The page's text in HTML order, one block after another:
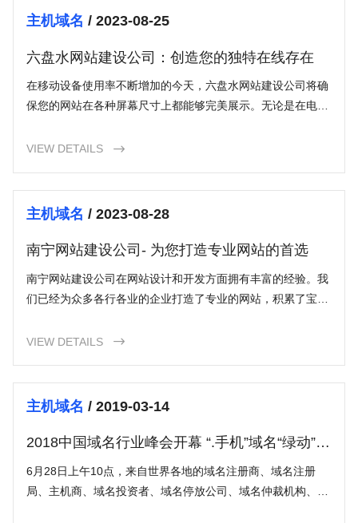
主机域名/ 2023-08-25
六盘水网站建设公司：创造您的独特在线存在
在移动设备使用率不断增加的今天，六盘水网站建设公司将确
保您的网站在各种屏幕尺寸上都能够完美展示。无论是在电
VIEW DETAILS

主机域名/ 2023-08-28
南宁网站建设公司- 为您打造专业网站的首选
南宁网站建设公司在网站设计和开发方面拥有丰富的经验。我
们已经为众多各行各业的企业打造了专业的网站，积累了宝贵
供最佳的解决方案。
VIEW DETAILS 
主机域名/ 2019-03-14
2018中国域名行业峰会开幕 “.手机”域名“绿动”上
6月28日上午10点，来自世界各地的域名注册商、域名注册
局、主机商、域名投资者、域名停放公司、域名仲裁机构、金